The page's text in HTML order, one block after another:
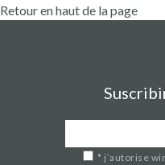
Retour en haut de la page
* j’autorise